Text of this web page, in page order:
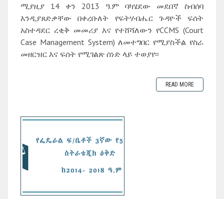
ሚያዚያ 14 ቀን 2013 ዓ.ም ባካሄደው መደበኛ ስብሰባ
እንዲያጸድቃቸው በቀረቡለት የፍትሃብሔር ጉዳዮች ፍሰት
አስተዳደር ረቂቅ መመሪያ እና የተሸሻለውን የCCMS (Court
Case Management System) ለመተግበር የሚያስችል የስራ
መዘርዝር እና ፍሰት የሚገልጽ ሰነድ ላይ ተወያየ፡፡
READ MORE